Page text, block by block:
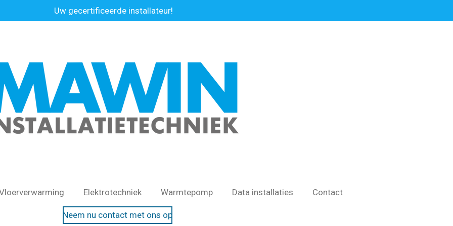
Uw gecertificeerde installateur!
Elektrotechniek Warmtepomp Data installaties Contact
Neem nu contact met ons op